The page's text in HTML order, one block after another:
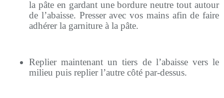
la pâte en gardant une bordure neutre tout autour
de l’abaisse. Presser avec vos mains afin de faire
adhérer la garniture à la pâte.
Replier maintenant un tiers de l’abaisse vers le
milieu puis replier l’autre côté par-dessus.